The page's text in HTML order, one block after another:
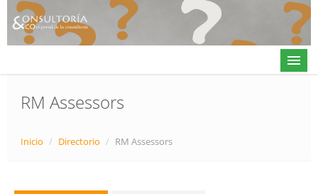
RM Assessors
Inicio / Directorio / RM Assessors